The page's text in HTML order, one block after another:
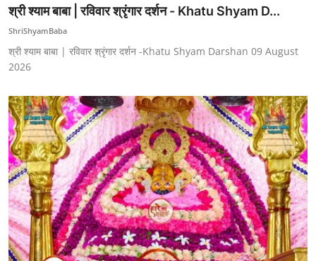
श्री श्याम बाबा | रविवार श्रृंगार दर्शन - Khatu Shyam D...
ShriShyamBaba
श्री श्याम बाबा | रविवार श्रृंगार दर्शन -Khatu Shyam Darshan 09 August
2026